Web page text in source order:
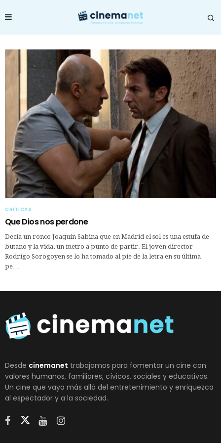
CRÍTICAS
Que Dios nos perdone
Decía un ronco Joaquín Sabina que en Madrid el sol es una estufa de
butano y la vida, un metro a punto de partir. El joven director
Rodrigo Sorogoyen se lo ha tomado al pie de la letra en su última
pe…
Desde cinemanet trabajamos para fomentar un cine con
valores humanos, familiares, cívicos, sociales y educativos.
Un cine que vaya más allá del entretenimiento y enriquezca
al espectador y a la sociedad.